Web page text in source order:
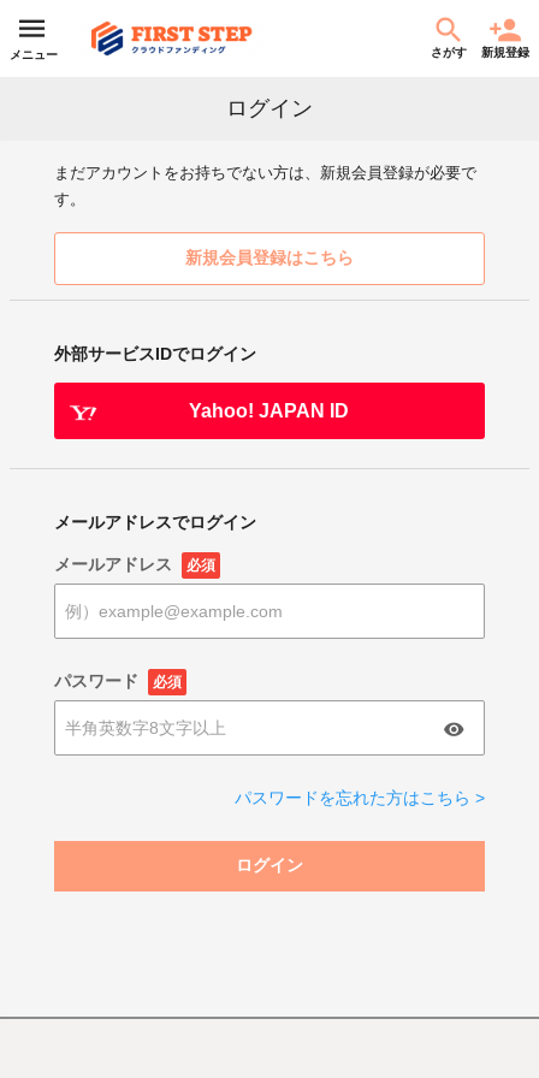
メニュー さがす 新規登録
ログイン
まだアカウントをお持ちでない方は、新規会員登録が必要で
す。
新規会員登録はこちら
外部サービスIDでログイン
Yahoo! JAPAN ID
メールアドレスでログイン
メールアドレス 必須
パスワード 必須
パスワードを忘れた方はこちら >
ログイン